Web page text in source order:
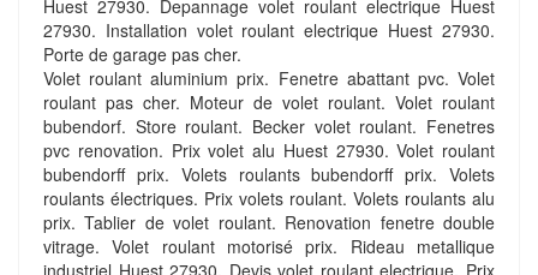
Huest 27930. Depannage volet roulant electrique Huest
27930. Installation volet roulant electrique Huest 27930.
Porte de garage pas cher.
Volet roulant aluminium prix. Fenetre abattant pvc. Volet
roulant pas cher. Moteur de volet roulant. Volet roulant
bubendorf. Store roulant. Becker volet roulant. Fenetres
pvc renovation. Prix volet alu Huest 27930. Volet roulant
bubendorff prix. Volets roulants bubendorff prix. Volets
roulants électriques. Prix volets roulant. Volets roulants alu
prix. Tablier de volet roulant. Renovation fenetre double
vitrage. Volet roulant motorisé prix. Rideau metallique
industriel Huest 27930. Devis volet roulant electrique. Prix